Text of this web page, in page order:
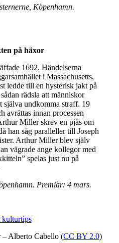
Köpenhamn.
på häxor
1692. Händelserna
i Massachusetts,
ledde till en hysterisk jakt på
rädsla att människor
själva undkomma straff. 19
avrättas innan processen
Miller skrev en pjäs om
han såg paralleller till Joseph
Arthur Miller blev själv
vägrade ange kollegor med
spelas just nu på
Premiär: 4 mars.
– Alberto Cabello (CC BY 2.0)